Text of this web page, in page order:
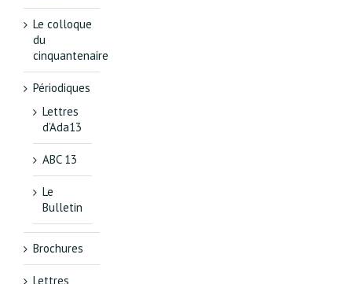
Le colloque
du
cinquantenaire
Périodiques
Lettres
d’Ada13
ABC 13
Le
Bulletin
Brochures
Lettres